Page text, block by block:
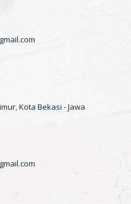
Kota Bekasi - Jawa